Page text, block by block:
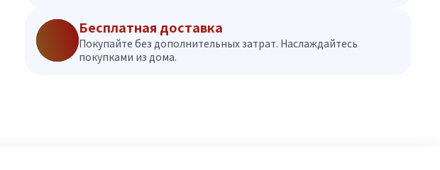
Бесплатная доставка
Покупайте без дополнительных затрат. Наслаждайтесь
покупками из дома.